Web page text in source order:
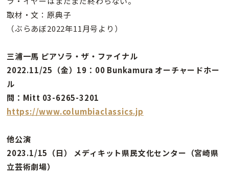
取材・文：原典子
（ぶらあぼ2022年11月号より）
三浦一馬 ピアソラ・ザ・ファイナル
2022.11/25（金）19：00 Bunkamura オーチャードホー
ル
問：Mitt 03-6265-3201
https://www.columbiaclassics.jp
他公演
2023.1/15（日） メディキット県民文化センター（宮崎県
立芸術劇場）